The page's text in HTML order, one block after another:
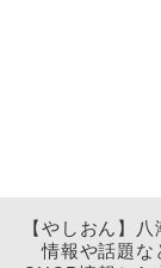
【やしおん】
情報や話題な